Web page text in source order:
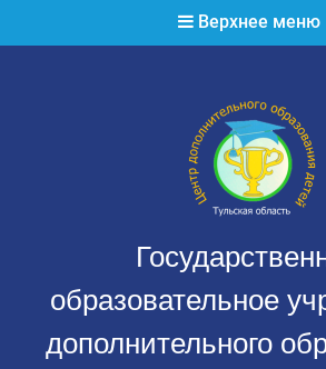
Верхнее меню
образовательное
дополнительного